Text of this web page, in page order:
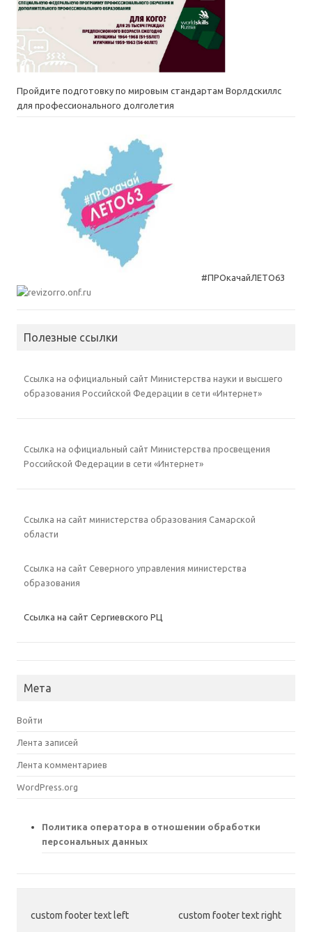
Пройдите подготовку по мировым стандартам Ворлдскиллс
для профессионального долголетия
#ПРОкачайЛЕТО63
Полезные ссылки
Ссылка на официальный сайт Министерства науки и высшего
образования Российской Федерации в сети «Интернет»
Ссылка на официальный сайт Министерства просвещения
Российской Федерации в сети «Интернет»
Ссылка на сайт министерства образования Самарской
области
Ссылка на сайт Северного управления министерства
образования
Ссылка на сайт Сергиевского РЦ
Мета
Войти
Лента записей
Лента комментариев
WordPress.org
Политика оператора в отношении обработки
персональных данных
custom footer text left custom footer text right